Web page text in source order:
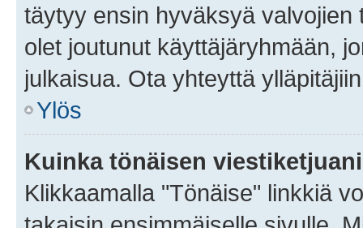
täytyy ensin hyväksyä
olet joutunut käyttäjäryhmään,
julkaisua. Ota yhteyttä
Ylös
Kuinka tönäisen
Klikkaamalla "Tönäise" linkkiä